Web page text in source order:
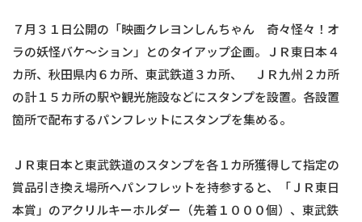
７月３１日公開の「映画クレヨンしんちゃん 奇々怪々！オ
ラの妖怪バケ～ション」とのタイアップ企画。ＪＲ東日本４
カ所、秋田県内６カ所、東武鉄道３カ所、 ＪＲ九州２カ所
の計１５カ所の駅や観光施設などにスタンプを設置。各設置
箇所で配布するパンフレットにスタンプを集める。
ＪＲ東日本と東武鉄道のスタンプを各１カ所獲得して指定の
賞品引き換え場所へパンフレットを持参すると、「ＪＲ東日
本賞」のアクリルキーホルダー（先着１０００個）、東武鉄